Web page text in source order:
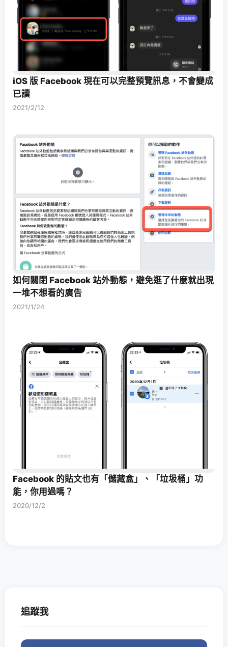
iOS 版 Facebook 現在可以完整預覽訊息，不會變成
已讀
2021/2/12
如何關閉 Facebook 站外動態，避免逛了什麼就出現
一堆不想看的廣告
2021/1/24
Facebook 的貼文也有「儲藏盒」、「垃圾桶」功
能，你用過嗎？
2020/12/2
追蹤我